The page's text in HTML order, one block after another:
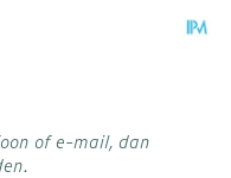
of e-mail, dan